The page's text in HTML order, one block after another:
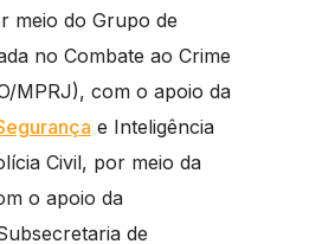
meio do Grupo de
no Combate ao Crime
MPRJ), com o apoio da
e Inteligência
Civil, por meio da
o apoio da
de